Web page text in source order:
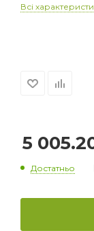
Всі
5
Достатньо